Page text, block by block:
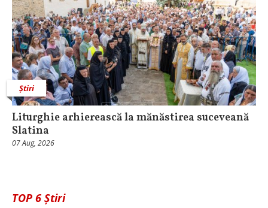
Știri
Liturghie arhierească la mănăstirea suceveană
Slatina
07 Aug, 2026
TOP 6 Știri